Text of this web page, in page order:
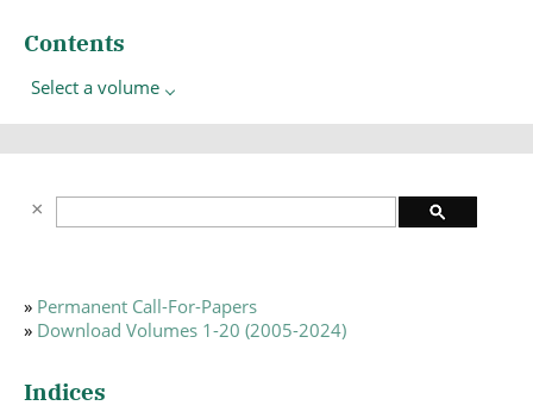
Contents
Select a volume
» Permanent Call-For-Papers
» Download Volumes 1-20 (2005-2024)
Indices